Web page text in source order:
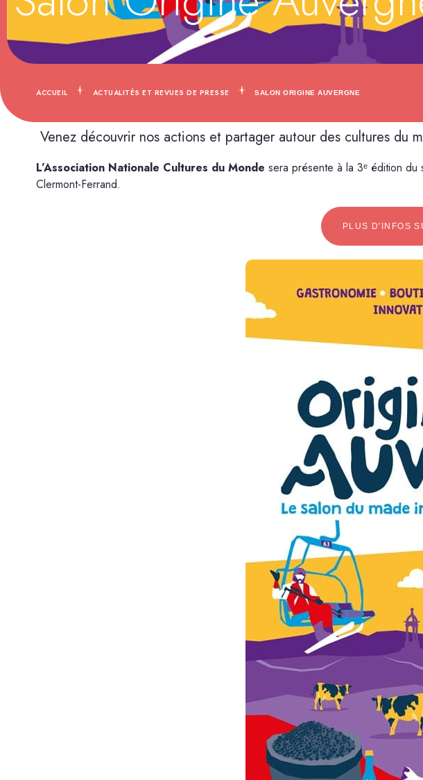
ACCUEIL ACTUALITÉS ET REVUES DE PRESSE SALON ORIGINE AUVERGNE
Venez découvrir nos actions et partager autour des cultures du
L’Association Nationale Cultures du Monde sera présente à la 3ᵉ édition
Clermont-Ferrand.
PLUS D'INFOS